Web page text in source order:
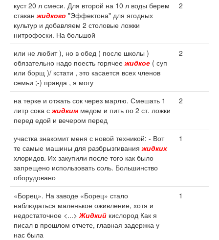
куст 20 л смеси. Для второй на 10 л воды берем
стаканжидкого "Эффектона" для ягодных
культур и добавляем 2 столовые ложки
нитрофоски. На большой
2
или не любит ), но в обед ( после школы )
обязательно надо поесть горячеежидкое ( суп
или борщ )/ кстати , это касается всех членов
семьи ;-) правда , я могу
2
на терке и отжать сок через марлю. Смешать 1
литр сока сжидким медом и пить по 2 ст. ложки
перед едой и вечером перед
2
участка знакомит меня с новой техникой: - Вот
те самые машины для разбрызгиванияжидких
хлоридов. Их закупили после того как было
запрещено использовать соль. Большинство
оборудовано
1
«Борец». На заводе «Борец» стало
наблюдаться маленькое оживление, хотя и
недостаточное <...>Жидкий кислород Как я
писал в прошлом отчете, главная задержка у
нас была
1